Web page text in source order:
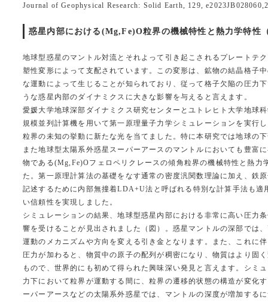
Journal of Geophysical Research: Solid Earth, 129,
惑星内部における(Mg,Fe)O粒界の機械特性と熱力学特性
地球型惑星のマントル対流とそれよって引き起こされるプレートテ
塑性変形によって支配されています。この変形は、鉱物の結晶格子
な運動によって生じることが知られており、従って格子欠陥の圧力
うな惑星内部のダイナミクスに大きな影響を与えると言えます。
愛媛大学地球深部ダイナミクス研究センターとユトレヒト大学地球
規模並列計算機を用いて第一原理量子力学シミュレーションを実行
粒界の未知の挙動に新たな光を当てました。特に本研究では地球の
また地球型太陽系外惑星スーパーアースのマントルにおいても豊富
物である(Mg,Fe)Oフェロペリクレースの傾角粒界の機械特性と熱力
た。第一原理計算法の基礎をなす通常の密度汎関数理論に加え、鉄
記述するために内部無撞着LDA+U法と呼ばれる特別な計算手法も適
い信頼性を実現しました。
シミュレーションの結果、地球型惑星内部における非常に高い圧力
響を受けることが見出されました（図）。惑星マントルの深部では
運動のメカニズムや方向を変える引き金となります。また、これに
圧力が加わると、物質中の原子の配列が稠密になり、物質はより固
もので、世界的にも初めて得られた興味深い発見と言えます。シミ
力下において粒界が運動する間に、粒界の遷移的状態の構造が変化
ーパーアースなどの太陽系外惑星では、マントルの深度が増加する